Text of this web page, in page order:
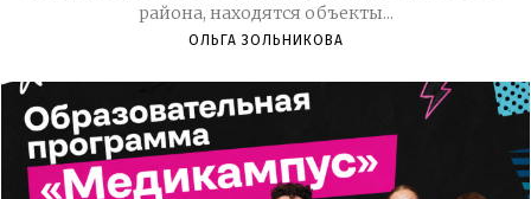
района, находятся объекты...
ОЛЬГА ЗОЛЬНИКОВА